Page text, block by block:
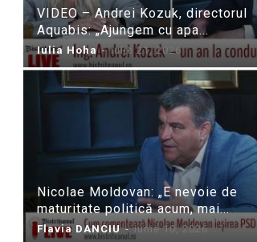
VIDEO – Andrei Kozuk, directorul
Aquabis: „Ajungem cu apa...
Iulia Hoha - iulie 21, 2026
Nicolae Moldovan: „E nevoie de
maturitate politică acum, mai...
Flavia DANCIU - iunie 10, 2026